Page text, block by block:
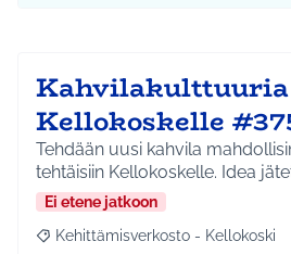
Kahvilakulttuuria
Kellokoskelle
Tehdään uusi kahvila
tehtäisiin
Ei etene jatkoon
Rajaa tulokset aihepiirin mukaan:
Kehittämisverkosto - Kellokoski